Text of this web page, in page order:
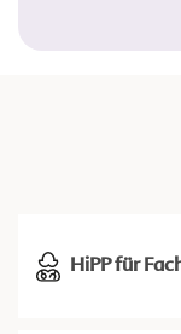
HiPP für